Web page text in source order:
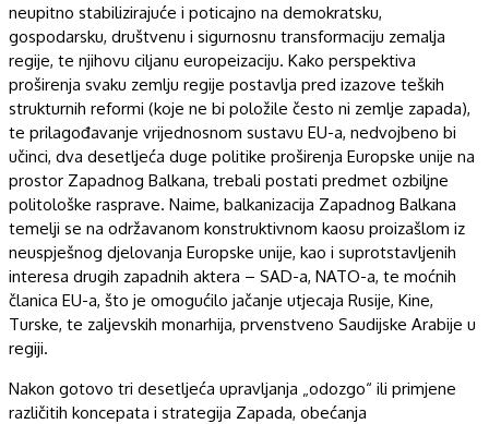
neupitno stabilizirajuće i poticajno na demokratsku,
gospodarsku, društvenu i sigurnosnu transformaciju zemalja
regije, te njihovu ciljanu europeizaciju. Kako perspektiva
proširenja svaku zemlju regije postavlja pred izazove teških
strukturnih reformi (koje ne bi položile često ni zemlje zapada),
te prilagođavanje vrijednosnom sustavu EU-a, nedvojbeno bi
učinci, dva desetljeća duge politike proširenja Europske unije na
prostor Zapadnog Balkana, trebali postati predmet ozbiljne
politološke rasprave. Naime, balkanizacija Zapadnog Balkana
temelji se na održavanom konstruktivnom kaosu proizašlom iz
neuspješnog djelovanja Europske unije, kao i suprotstavljenih
interesa drugih zapadnih aktera – SAD-a, NATO-a, te moćnih
članica EU-a, što je omogućilo jačanje utjecaja Rusije, Kine,
Turske, te zaljevskih monarhija, prvenstveno Saudijske Arabije u
regiji.
Nakon gotovo tri desetljeća upravljanja „odozgo“ ili primjene
različitih koncepata i strategija Zapada, obećanja